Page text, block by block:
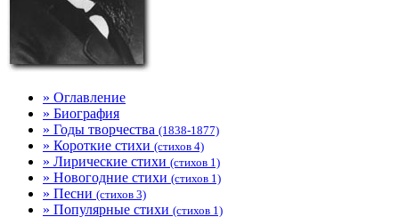
» Оглавление
» Биография
» Годы творчества (1838-1877)
» Короткие стихи (стихов 4)
» Лирические стихи (стихов 1)
» Новогодние стихи (стихов 1)
» Песни (стихов 3)
» Популярные стихи (стихов 1)